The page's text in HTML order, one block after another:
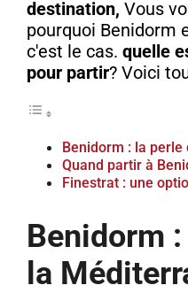
destination, Vous
pourquoi Benidorm
c'est le cas. quelle
pour partir? Voici
Benidorm : la
Quand partir à
Finestrat : une
Benidorm
la